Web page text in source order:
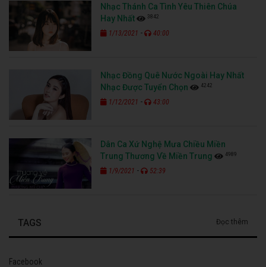
Nhạc Thánh Ca Tình Yêu Thiên Chúa
Hay Nhất
3842
1/13/2021 - 40:00
Nhạc Đồng Quê Nước Ngoài Hay Nhất
Nhạc Được Tuyển Chọn
4242
1/12/2021 - 43:00
Dân Ca Xứ Nghệ Mưa Chiều Miền
Trung Thương Về Miền Trung
4989
1/9/2021 - 52:39
TAGS Đọc thêm
Facebook